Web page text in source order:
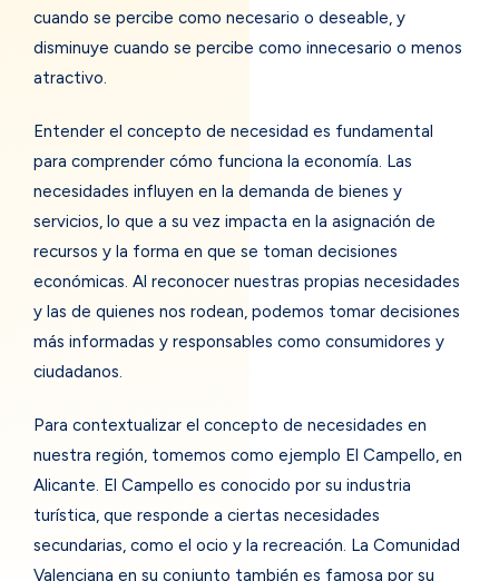
cuando se percibe como necesario o deseable, y
disminuye cuando se percibe como innecesario o menos
atractivo.
Entender el concepto de necesidad es fundamental
para comprender cómo funciona la economía. Las
necesidades influyen en la demanda de bienes y
servicios, lo que a su vez impacta en la asignación de
recursos y la forma en que se toman decisiones
económicas. Al reconocer nuestras propias necesidades
y las de quienes nos rodean, podemos tomar decisiones
más informadas y responsables como consumidores y
ciudadanos.
Para contextualizar el concepto de necesidades en
nuestra región, tomemos como ejemplo El Campello, en
Alicante. El Campello es conocido por su industria
turística, que responde a ciertas necesidades
secundarias, como el ocio y la recreación. La Comunidad
Valenciana en su conjunto también es famosa por su